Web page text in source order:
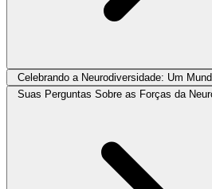
Celebrando a Neurodiversidade: Um
Suas Perguntas Sobre as Forças da